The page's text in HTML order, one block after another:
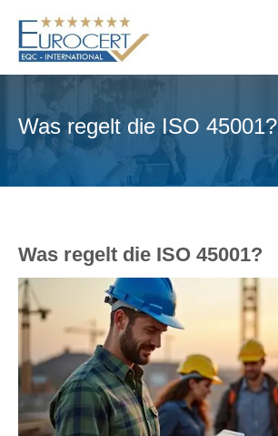
content
ÜBER UNS
ISO-ZERTIFIZIERUNG
PRODUKTZERTIFIZIERUNG
KONTAKT
Was regelt die ISO 45001?
Was regelt die ISO 45001?